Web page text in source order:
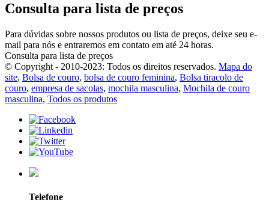
Consulta para lista de preços
Para dúvidas sobre nossos produtos ou lista de preços, deixe seu e-
mail para nós e entraremos em contato em até 24 horas.
Consulta para lista de preços
© Copyright - 2010-2023: Todos os direitos reservados. Mapa do
site, Bolsa de couro, bolsa de couro feminina, Bolsa tiracolo de
couro, empresa de sacolas, mochila masculina, Mochila de couro
masculina, Todos os produtos
Telefone